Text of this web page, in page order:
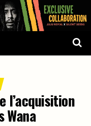
l’acquisition
Wana